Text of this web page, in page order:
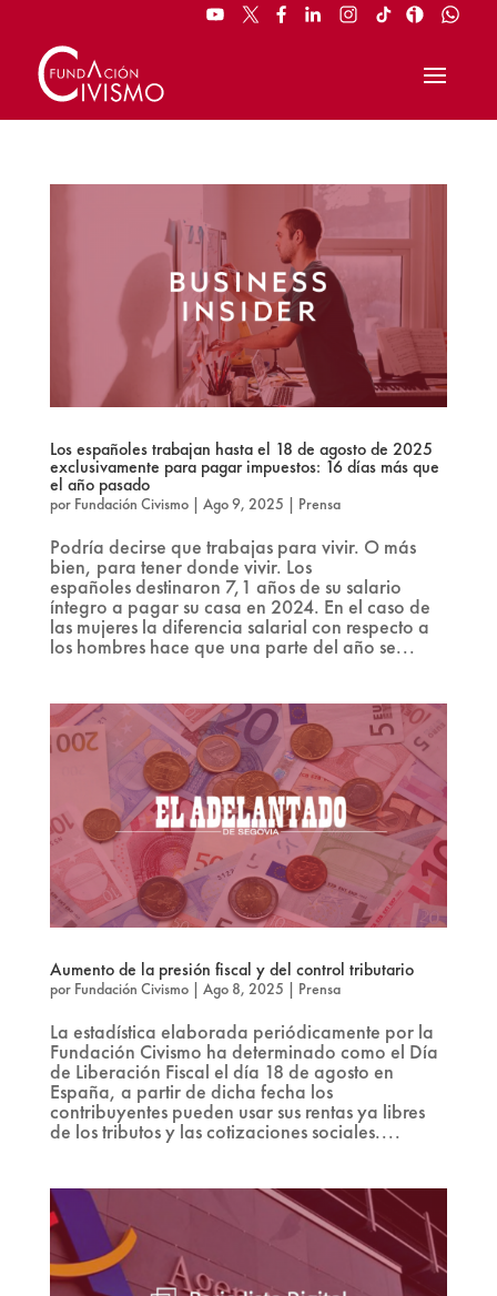
Los españoles trabajan hasta el 18 de agosto de 2025
exclusivamente para pagar impuestos: 16 días más que
el año pasado
por Fundación Civismo| Ago 9, 2025 Prensa
Podría decirse que trabajas para vivir. O más
bien, para tener donde vivir. Los
españoles destinaron 7,1 años de su salario
íntegro a pagar su casa en 2024. En el caso de
las mujeres la diferencia salarial con respecto a
los hombres hace que una parte del año se...
Aumento de la presión fiscal y del control tributario
por Fundación Civismo| Ago 8, 2025 | Prensa
La estadística elaborada periódicamente por la
Fundación Civismo ha determinado como el Día
de Liberación Fiscal el día 18 de agosto en
España, a partir de dicha fecha los
contribuyentes pueden usar sus rentas ya libres
de los tributos y las cotizaciones sociales....